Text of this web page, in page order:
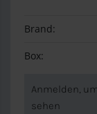
Brand:
Box:
Anmelden,
sehen